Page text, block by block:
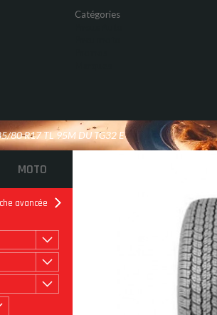
Catégories
80 R17 TL 95M DU TG32 E
MOTO
avancée